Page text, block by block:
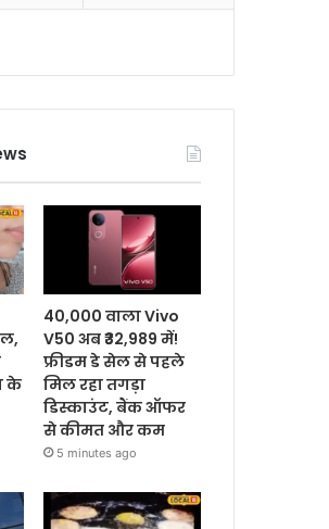
के
40,000 वाला Vivo
V50 अब ₹32,989 में!
फ्रीडम डे सेल से पहले
मिल रहा तगड़ा
डिस्काउंट, बैंक ऑफर
से कीमत और कम
5 minutes ago